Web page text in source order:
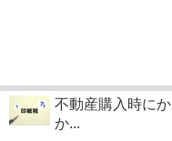
不動産購入時にか
か...